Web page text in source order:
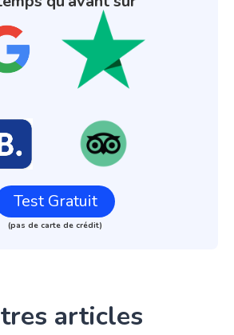
Test Gratuit
(pas de carte de crédit)
articles